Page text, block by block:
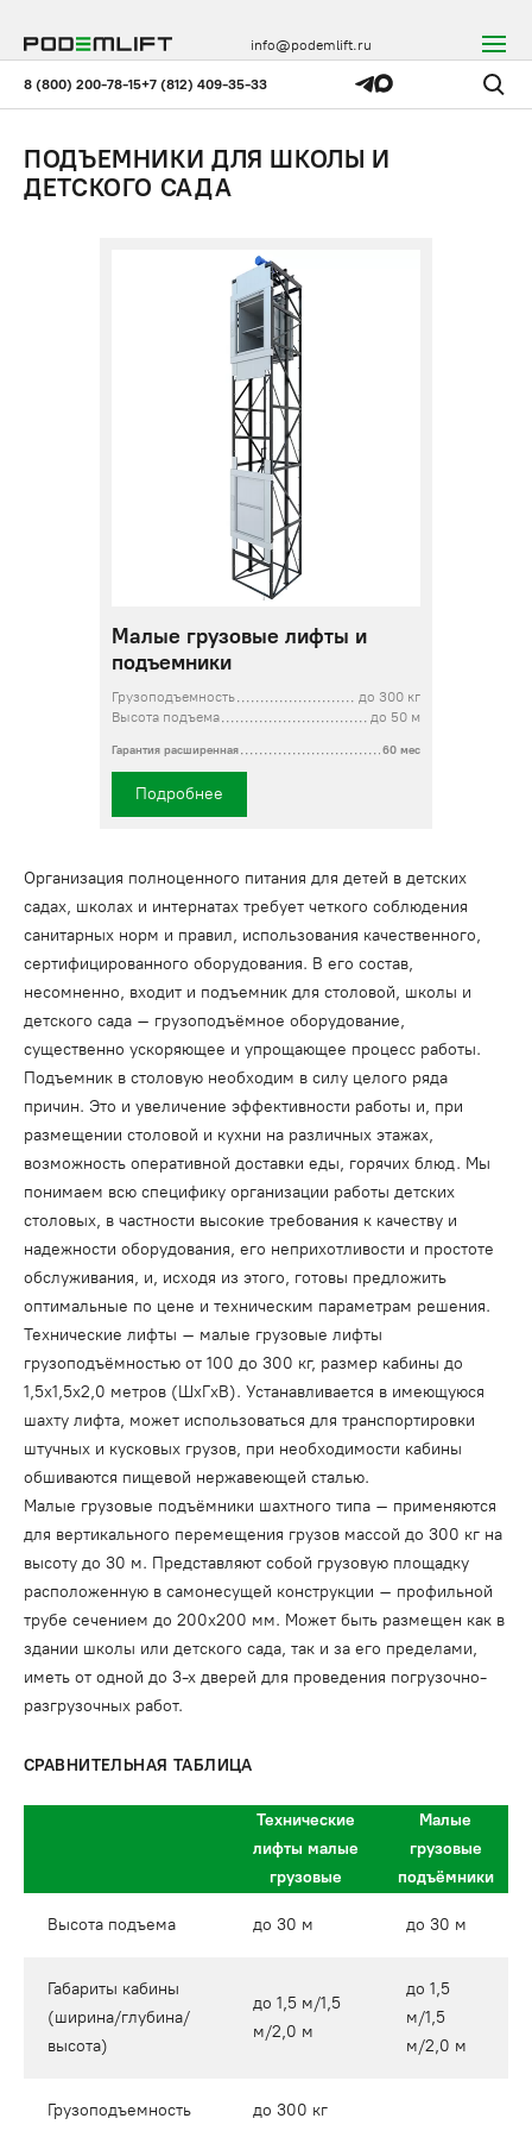
8 (800) 200-78-15+7 (812) 409-35-33
info@podemlift.ru
ПОДЪЕМНИКИ ДЛЯ ШКОЛЫ И
ДЕТСКОГО САДА
Малые грузовые лифты и
подъемники
Грузоподъемность
до 300 кг
Высота подъема
до 50 м
Гарантия расширенная 60 мес
Подробнее
Организация полноценного питания для детей в детских
садах, школах и интернатах требует четкого соблюдения
санитарных норм и правил, использования качественного,
сертифицированного оборудования. В его состав,
несомненно, входит и подъемник для столовой, школы и
детского сада – грузоподъёмное оборудование,
существенно ускоряющее и упрощающее процесс работы.
Подъемник в столовую необходим в силу целого ряда
причин. Это и увеличение эффективности работы и, при
размещении столовой и кухни на различных этажах,
возможность оперативной доставки еды, горячих блюд. Мы
понимаем всю специфику организации работы детских
столовых, в частности высокие требования к качеству и
надежности оборудования, его неприхотливости и простоте
обслуживания, и, исходя из этого, готовы предложить
оптимальные по цене и техническим параметрам решения.
Технические лифты – малые грузовые лифты
грузоподъёмностью от 100 до 300 кг, размер кабины до
1,5x1,5x2,0 метров (ШxГxВ). Устанавливается в имеющуюся
шахту лифта, может использоваться для транспортировки
штучных и кусковых грузов, при необходимости кабины
обшиваются пищевой нержавеющей сталью.
Малые грузовые подъёмники шахтного типа – применяются
для вертикального перемещения грузов массой до 300 кг на
высоту до 30 м. Представляют собой грузовую площадку
расположенную в самонесущей конструкции – профильной
трубе сечением до 200х200 мм. Может быть размещен как в
здании школы или детского сада, так и за его пределами,
иметь от одной до 3-х дверей для проведения погрузочно-
разгрузочных работ.
СРАВНИТЕЛЬНАЯ ТАБЛИЦА
Технические
лифты малые
грузовые
Малые
грузовые
подъёмники
Высота подъема до 30 м до 30 м
Габариты кабины
(ширина/глубина/
высота)
до 1,5 м/1,5
м/2,0 м
до 1,5
м/1,5
м/2,0 м
Грузоподъемность до 300 кг